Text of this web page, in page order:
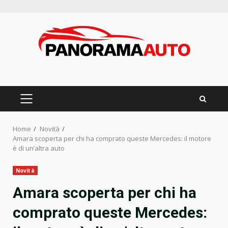
PRIMARY
Home
Novità
Amara scoperta per chi ha comprato queste Mercedes: il motore
è di un’altra auto
Novità
Amara scoperta per chi ha
comprato queste Mercedes: